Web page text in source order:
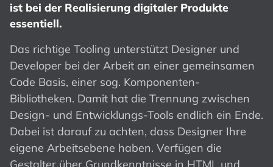
ist bei der Realisierung digitaler Produkte
essentiell.
Das richtige Tooling unterstützt Designer und
Developer bei der Arbeit an einer gemeinsamen
Code Basis, einer sog. Komponenten-
Bibliotheken. Damit hat die Trennung zwischen
Design- und Entwicklungs-Tools endlich ein Ende.
Dabei ist darauf zu achten, dass Designer Ihre
eigene Arbeitsebene haben. Verfügen die